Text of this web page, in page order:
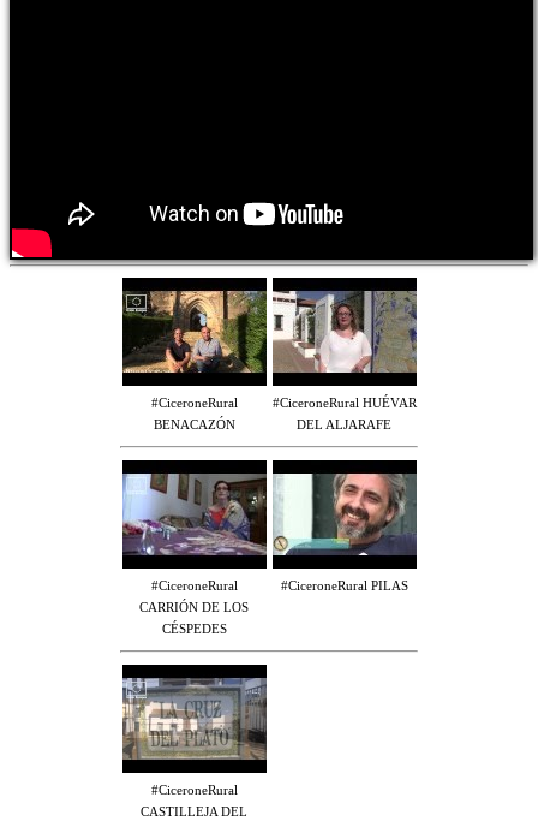
#CiceroneRural
BENACAZÓN
#CiceroneRural HUÉVAR
DEL ALJARAFE
#CiceroneRural
CARRIÓN DE LOS
CÉSPEDES
#CiceroneRural PILAS
#CiceroneRural
CASTILLEJA DEL